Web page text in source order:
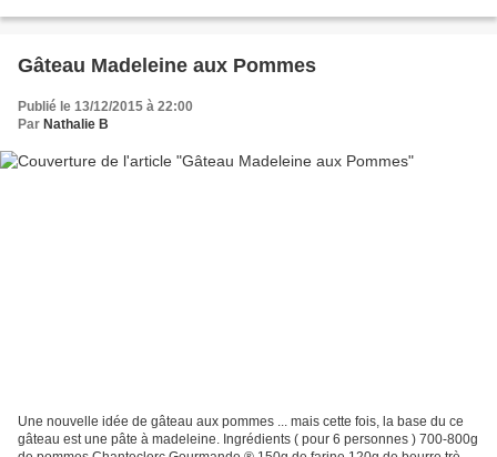
Gâteau Madeleine aux Pommes
Publié le 13/12/2015 à 22:00
Par Nathalie B
Une nouvelle idée de gâteau aux pommes ... mais cette fois, la base du ce
gâteau est une pâte à madeleine. Ingrédients ( pour 6 personnes ) 700-800g